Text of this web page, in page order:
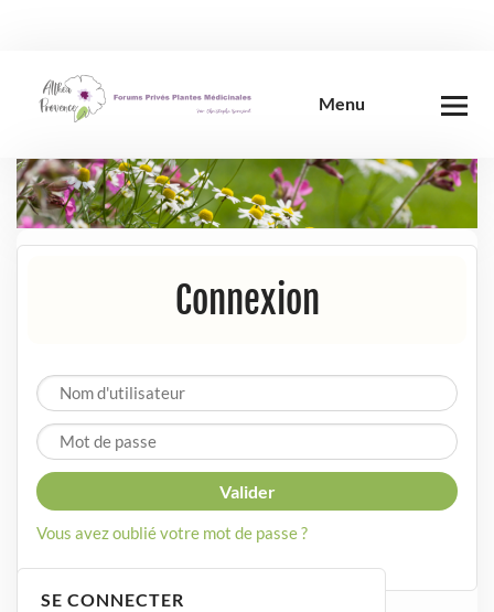
content
Menu
Connexion
Vous avez oublié votre mot de passe ?
SE CONNECTER